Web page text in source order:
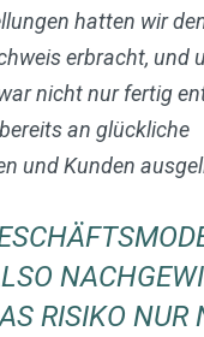
hatten wir
erbracht, und
nicht nur fertig
an glückliche
und Kunden
RISIKO NUR